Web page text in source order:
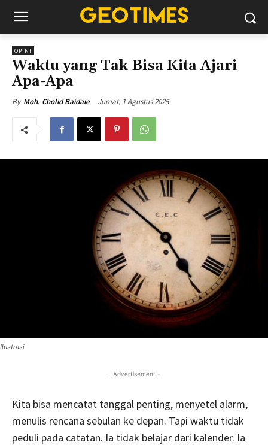
OPINI
Waktu yang Tak Bisa Kita Ajari
Apa-Apa
By Moh. Cholid Baidaie Jumat, 1 Agustus 2025
Ilustrasi
- Advertisement -
Kita bisa mencatat tanggal penting, menyetel alarm,
menulis rencana sebulan ke depan. Tapi waktu tidak
peduli pada catatan. Ia tidak belajar dari kalender. Ia